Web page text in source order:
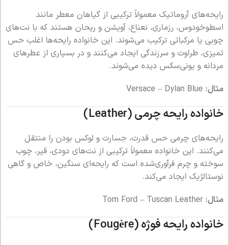
رایحه‌های آروماتیک معمولاً ترکیبی از گیاهان معطر مانند
اسطوخودوس، رزماری، نعناع، آویشن و ریحان هستند که با نت‌های
چوبی یا مرکباتی ترکیب می‌شوند. این خانواده رایحه‌ها اغلب حس
تمیزی، طراوت و سرزندگی ایجاد می‌کنند و در بسیاری از عطرهای
مردانه و یونی‌سکس دیده می‌شوند.
مثال:
خانواده رایحه چرمی (Leather)
رایحه‌های چرمی حس قدرت، جسارت و لوکس بودن را منتقل
می‌کنند. این خانواده معمولاً ترکیبی از نت‌های دودی، قیر، چوب
سوخته و چرم فرآوری‌شده است که رایحه‌ای سنگین، خاص و گاهی
نوستالژیک ایجاد می‌کند.
مثال:
خانواده رایحه فوژه (Fougère)